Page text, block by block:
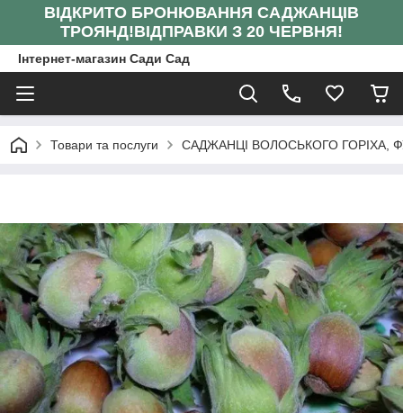
ВІДКРИТО БРОНЮВАННЯ САДЖАНЦІВ
ТРОЯНД!ВІДПРАВКИ З 20 ЧЕРВНЯ!
Інтернет-магазин Сади Сад
Товари та послуги САДЖАНЦІ ВОЛОСЬКОГО ГОРІХА,